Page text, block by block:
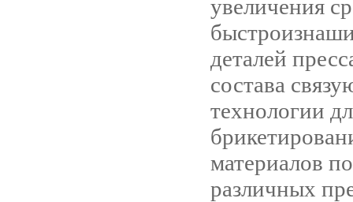
увеличения
деталей
состава
технологии
материалов
различных